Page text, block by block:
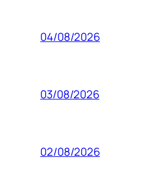
04/08/2026
03/08/2026
02/08/2026